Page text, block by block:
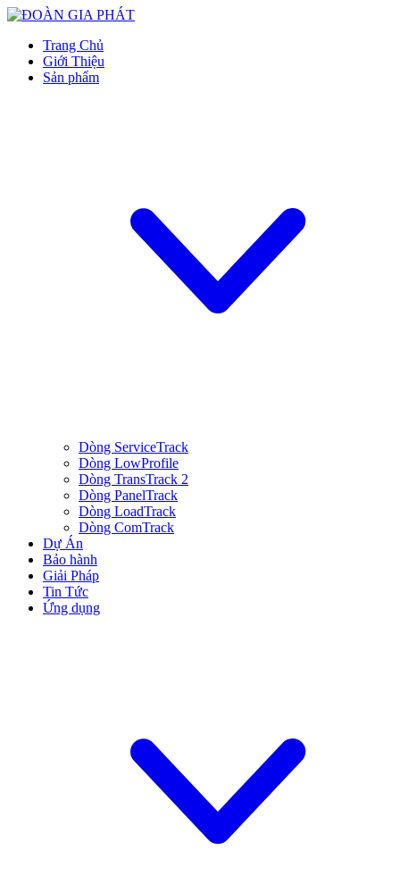
Trang Chủ
Giới Thiệu
Sản phẩm
Dòng ServiceTrack
Dòng LowProfile
Dòng TransTrack 2
Dòng PanelTrack
Dòng LoadTrack
Dòng ComTrack
Dự Án
Bảo hành
Giải Pháp
Tin Tức
Ứng dụng